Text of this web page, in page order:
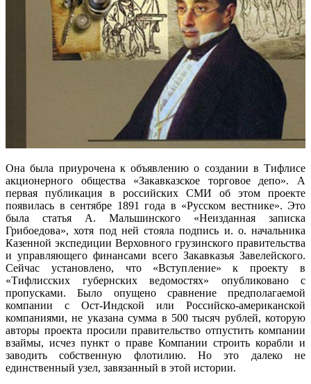
Она была приурочена к объявлению о создании в Тифлисе
акционерного общества «Закавказское торговое депо». А
первая публикация в российских СМИ об этом проекте
появилась в сентябре 1891 года в «Русском вестнике». Это
была статья А. Мальшинского «Неизданная записка
Грибоедова», хотя под ней стояла подпись и. о. начальника
Казенной экспедиции Верховного грузинского правительства
и управляющего финансами всего Закавказья Завелейского.
Сейчас установлено, что «Вступление» к проекту в
«Тифлисских губернских ведомостях» опубликовано с
пропусками. Было опущено сравнение предполагаемой
компании с Ост-Индской или Российско-американской
компаниями, не указана сумма в 500 тысяч рублей, которую
авторы проекта просили правительство отпустить компании
взаймы, исчез пункт о праве Компании строить корабли и
заводить собственную флотилию. Но это далеко не
единственный узел, завязанный в этой истории.